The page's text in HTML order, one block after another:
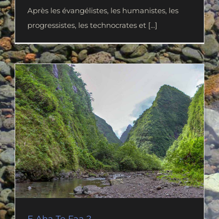
Après les évangélistes, les humanistes, les
progressistes, les technocrates et [...]